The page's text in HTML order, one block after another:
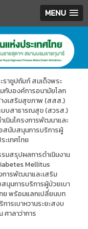
MENU
ราชูปถัมภ์ สมเด็จพระ
กับองค์การอนามัยโลก
งเสริมสุขภาพ (สสส.)
บบสาธารณสุข (สวรส.)
เนินโครงการพัฒนาและ
สนับสนุนการบริการผู้
ะเทศไทย
มสรุปผลการดำเนินงาน
Mellitus
การพัฒนาและเสริม
นุนการบริการผู้ป่วยเบา
ทย พร้อมแลกเปลี่ยนบท
ารเบาหวานระยะสงบ
าลาว่าการ